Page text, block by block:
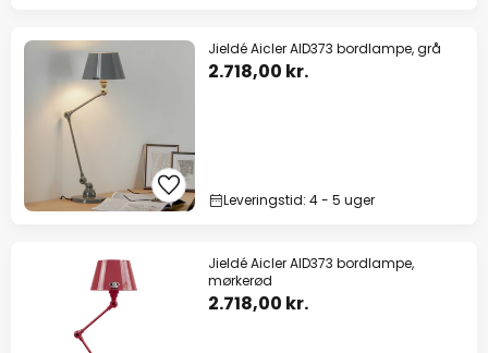
Jieldé Aicler AID373 bordlampe, grå
2.718,00 kr.
Leveringstid: 4 - 5 uger
Jieldé Aicler AID373 bordlampe,
mørkerød
2.718,00 kr.